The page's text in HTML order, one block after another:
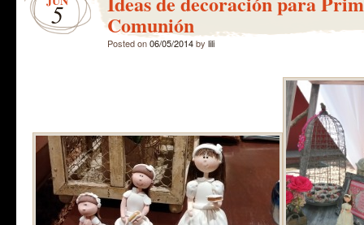
5 Comunión
Posted on06/05/2014by lili